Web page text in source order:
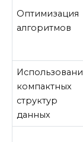
Оптимизация
алгоритмов
компактных
структур
данных